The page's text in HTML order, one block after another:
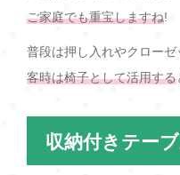
ご家庭でも重宝しますね!
普段は押し入れやクローゼ
客時は椅子として活用する
収納付きテー